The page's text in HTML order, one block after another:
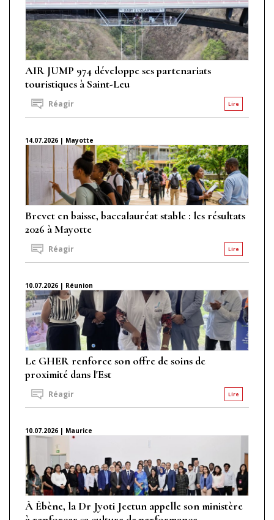
AIR JUMP 974 développe ses partenariats
touristiques à Saint-Leu
Lire
Réagir
14.07.2026 | Mayotte
Brevet en baisse, baccalauréat stable : les résultats
2026 à Mayotte
Lire
Réagir
10.07.2026 | Réunion
Le GHER renforce son offre de soins de
proximité dans l'Est
Lire
Réagir
10.07.2026 | Maurice
À Ébène, la Dr Jyoti Jeetun appelle son ministère